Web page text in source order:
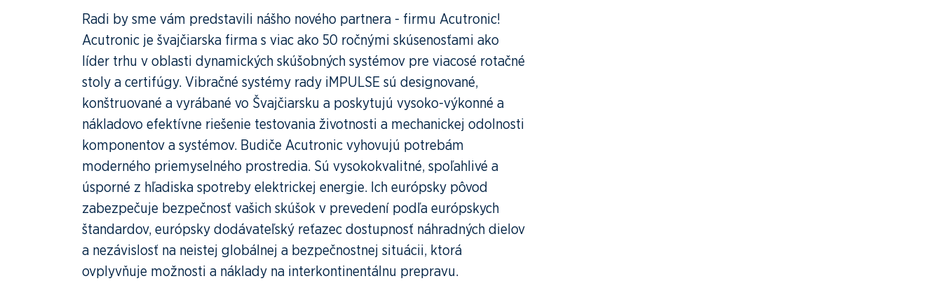
Radi by sme vám predstavili nášho nového partnera - firmu Acutronic!
Acutronic je švajčiarska firma s viac ako 50 ročnými skúsenosťami ako
líder trhu v oblasti dynamických skúšobných systémov pre viacosé rotačné
stoly a certifúgy. Vibračné systémy rady iMPULSE sú designované,
konštruované a vyrábané vo Švajčiarsku a poskytujú vysoko-výkonné a
nákladovo efektívne riešenie testovania životnosti a mechanickej odolnosti
komponentov a systémov. Budiče Acutronic vyhovujú potrebám
moderného priemyselného prostredia. Sú vysokokvalitné, spoľahlivé a
úsporné z hľadiska spotreby elektrickej energie. Ich európsky pôvod
zabezpečuje bezpečnosť vašich skúšok v prevedení podľa európskych
štandardov, európsky dodávateľský reťazec dostupnosť náhradných dielov
a nezávislosť na neistej globálnej a bezpečnostnej situácii, ktorá
ovplyvňuje možnosti a náklady na interkontinentálnu prepravu.